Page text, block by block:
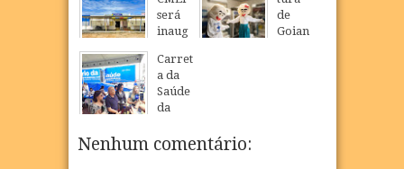
das
Heroi
nas de
Tajuc
upapo
17 Apr 2026
Cristo
de
Nova
será
inaug
em
São
Loure
nço e
a
de
Goian
Carret
a da
Saúde
da
r
Nenhum comentário: